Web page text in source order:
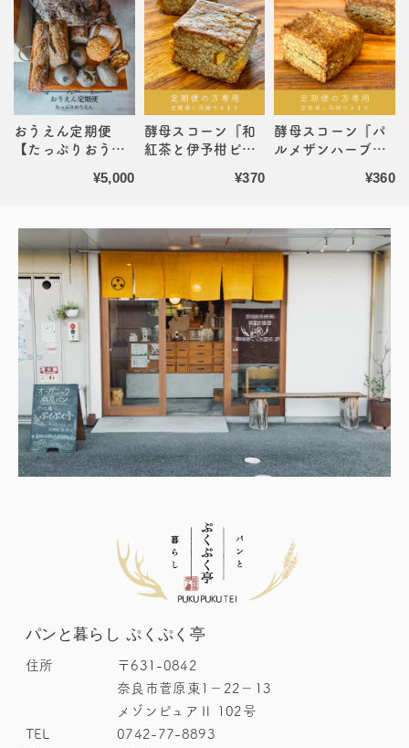
おうえん定期便
【たっぷりおうえ
¥5,000
酵母スコーン『和
紅茶と伊予柑ピー
¥370
酵母スコーン『パ
ルメザンハーブ』
¥360
パンと暮らし ぷくぷく亭
住所
〒631-0842
奈良市菅原東1－22－13
メゾンピュアⅡ 102号
TEL
0742-77-8893